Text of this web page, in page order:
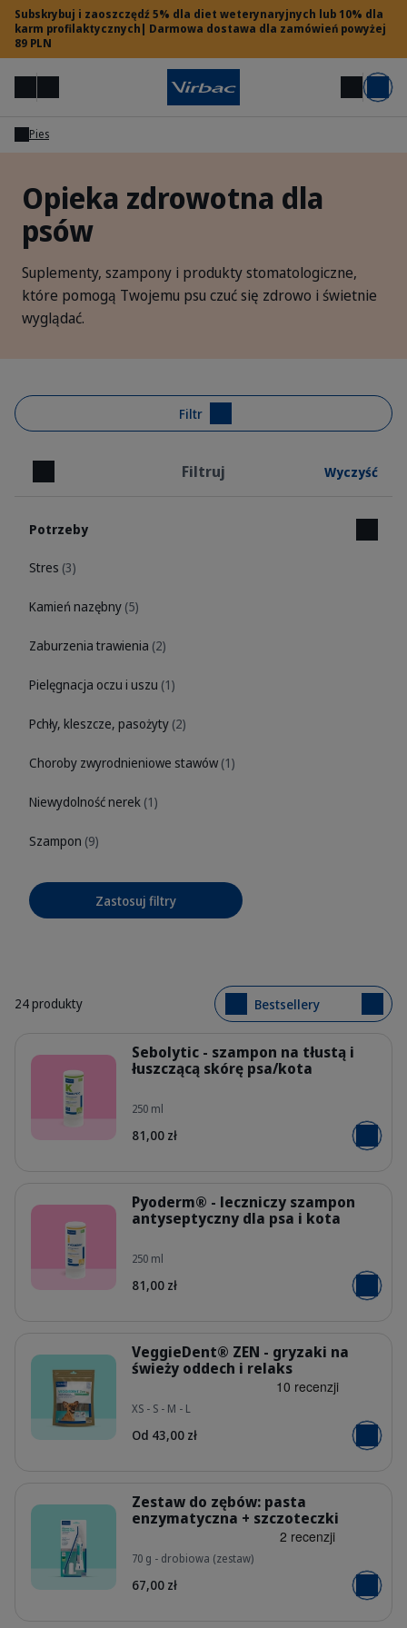
Subskrybuj i zaoszczędź 5% dla diet weterynaryjnych lub 10% dla
karm profilaktycznych| Darmowa dostawa dla zamówień powyżej
89 PLN
MenuSzukaj Moje konto Koszyk
Pies
Opieka zdrowotna dla
psów
Suplementy, szampony i produkty stomatologiczne,
które pomogą Twojemu psu czuć się zdrowo i świetnie
wyglądać.
Filtr
Zamknij Filtruj Wyczyść
Potrzeby
Stres (3)
Kamień nazębny (5)
Zaburzenia trawienia (2)
Pielęgnacja oczu i uszu (1)
Pchły, kleszcze, pasożyty (2)
Choroby zwyrodnieniowe stawów (1)
Niewydolność nerek (1)
Szampon (9)
Zastosuj filtry
24 produkty Bestsellery
Sebolytic - szampon na tłustą i
łuszczącą skórę psa/kota
250 ml
81,00 zł Dodaj
Pyoderm® - leczniczy szampon
antyseptyczny dla psa i kota
250 ml
81,00 zł Dodaj
VeggieDent® ZEN - gryzaki na
świeży oddech i relaks
XS - S - M - L
Od 43,00 zł Dodaj
PL_Oral-Hygiene-
Zestaw do zębów: pasta
enzymatyczna + szczoteczki
70 g - drobiowa (zestaw)
67,00 zł Dodaj